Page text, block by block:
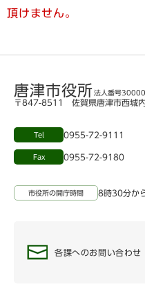
頂けません。
唐津市役所 法人番号
〒847-8511 佐賀県唐津市西城
Tel 0955-72-9111
Fax 0955-72-9180
市役所の開庁時間 8時30分か
各課へのお問い合わせ